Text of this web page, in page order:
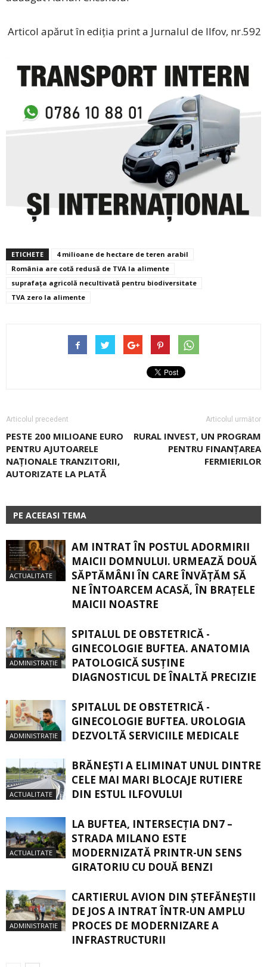
Articol apărut în ediția print a Jurnalul de Ilfov, nr.592
ETICHETE
4 milioane de hectare de teren arabil
România are cotă redusă de TVA la alimente
suprafaţa agricolă necultivată pentru biodiversitate
TVA zero la alimente
Articolul precedent
PESTE 200 MILIOANE EURO
PENTRU AJUTOARELE
NAȚIONALE TRANZITORII,
AUTORIZATE LA PLATĂ
Articolul următor
RURAL INVEST, UN PROGRAM
PENTRU FINANȚAREA
FERMIERILOR
PE ACEEASI TEMA
ACTUALITATE
AM INTRAT ÎN POSTUL ADORMIRII
MAICII DOMNULUI. URMEAZĂ DOUĂ
SĂPTĂMÂNI ÎN CARE ÎNVĂŢĂM SĂ
NE ÎNTOARCEM ACASĂ, ÎN BRAŢELE
MAICII NOASTRE
ADMINISTRAȚIE
SPITALUL DE OBSTETRICĂ -
GINECOLOGIE BUFTEA. ANATOMIA
PATOLOGICĂ SUSŢINE
DIAGNOSTICUL DE ÎNALTĂ PRECIZIE
ADMINISTRAȚIE
SPITALUL DE OBSTETRICĂ -
GINECOLOGIE BUFTEA. UROLOGIA
DEZVOLTĂ SERVICIILE MEDICALE
ACTUALITATE
BRĂNEȘTI A ELIMINAT UNUL DINTRE
CELE MAI MARI BLOCAJE RUTIERE
DIN ESTUL ILFOVULUI
ACTUALITATE
LA BUFTEA, INTERSECŢIA DN7 –
STRADA MILANO ESTE
MODERNIZATĂ PRINTR-UN SENS
GIRATORIU CU DOUĂ BENZI
ADMINISTRAȚIE
CARTIERUL AVION DIN ŞTEFĂNEŞTII
DE JOS A INTRAT ÎNTR-UN AMPLU
PROCES DE MODERNIZARE A
INFRASTRUCTURII